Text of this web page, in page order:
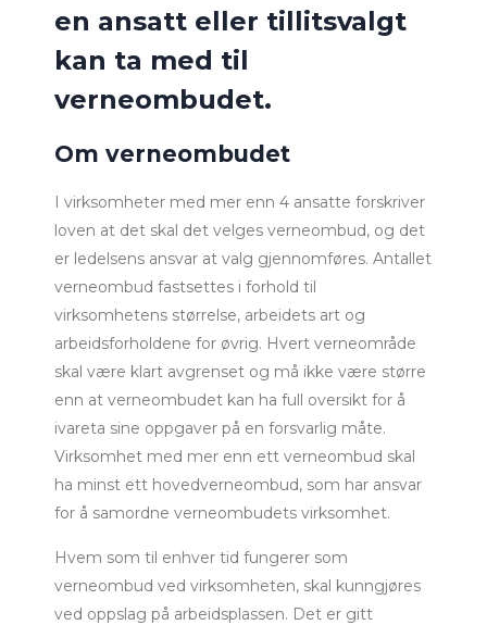
en ansatt eller tillitsvalgt
kan ta med til
verneombudet.
Om verneombudet
I virksomheter med mer enn 4 ansatte forskriver
loven at det skal det velges verneombud, og det
er ledelsens ansvar at valg gjennomføres. Antallet
verneombud fastsettes i forhold til
virksomhetens størrelse, arbeidets art og
arbeidsforholdene for øvrig. Hvert verneområde
skal være klart avgrenset og må ikke være større
enn at verneombudet kan ha full oversikt for å
ivareta sine oppgaver på en forsvarlig måte.
Virksomhet med mer enn ett verneombud skal
ha minst ett hovedverneombud, som har ansvar
for å samordne verneombudets virksomhet.
Hvem som til enhver tid fungerer som
verneombud ved virksomheten, skal kunngjøres
ved oppslag på arbeidsplassen. Det er gitt